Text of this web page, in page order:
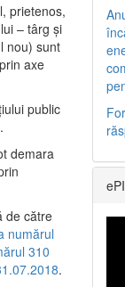
prietenos,
– târg şi
nou) sunt
axe
public
demara
de către
numărul
310
.